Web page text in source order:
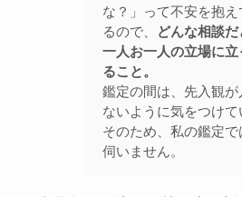
な？」って不安を抱
るので、
どんな相談
一人お一人の立場に
ること。
鑑定の間は、先入観
ないように気をつけて
そのため、私の鑑定
伺いません。